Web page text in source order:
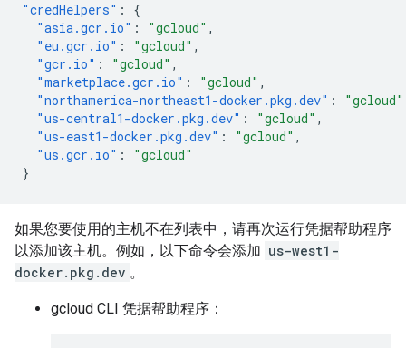
"credHelpers" :
{
"asia.gcr.io" : "gcloud" ,
"eu.gcr.io" : "gcloud" ,
"gcr.io" : "gcloud" ,
"marketplace.gcr.io" : "gcloud" ,
"northamerica-northeast1-docker.pkg.dev" : "gcloud"
"us-central1-docker.pkg.dev" : "gcloud" ,
"us-east1-docker.pkg.dev" : "gcloud" ,
"us.gcr.io" :
"gcloud"
}
如果您要使用的主机不在列表中，请再次运行凭据帮助程序
以添加该主机。例如，以下命令会添加 us-west1-
docker.pkg.dev 。
gcloud CLI 凭据帮助程序：